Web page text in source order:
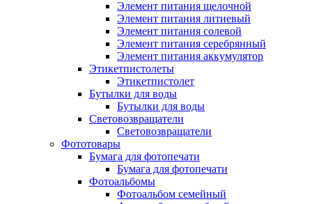
Элемент питания щелочной
Элемент питания литиевый
Элемент питания солевой
Элемент питания серебрянный
Элемент питания аккумулятор
Этикетпистолеты
Этикетпистолет
Бутылки для воды
Бутылки для воды
Световозвращатели
Световозвращатели
Фототовары
Бумага для фотопечати
Бумага для фотопечати
Фотоальбомы
Фотоальбом семейный